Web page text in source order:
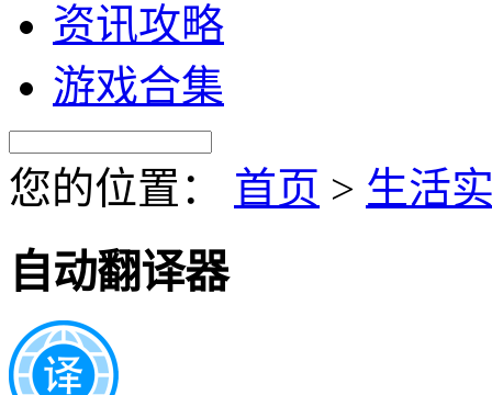
资讯攻略
游戏合集
您的位置： 首页 > 生活
自动翻译器